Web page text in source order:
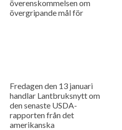
överenskommelsen om
övergripande mål för
Fredagen den 13 januari
handlar Lantbruksnytt om
den senaste USDA-
rapporten från det
amerikanska